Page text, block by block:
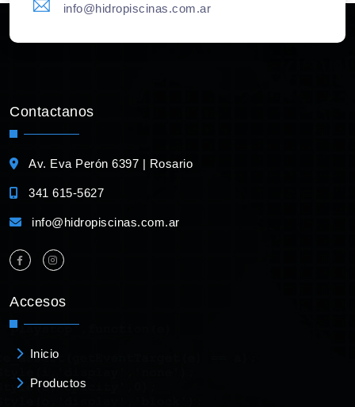
info@hidropiscinas.com.ar
Contactanos
Av. Eva Perón 6397 | Rosario
341 615-5627
info@hidropiscinas.com.ar
Accesos
Inicio
Productos